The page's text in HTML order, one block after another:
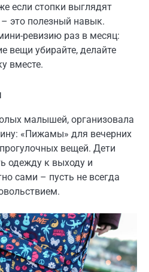
если стопки выглядят
это полезный навык.
ревизию раз в месяц:
вещи убирайте, делайте
вместе.
малышей, организовала
«Пижамы» для вечерних
вещей. Дети
одежду к выходу и
сами – пусть не всегда